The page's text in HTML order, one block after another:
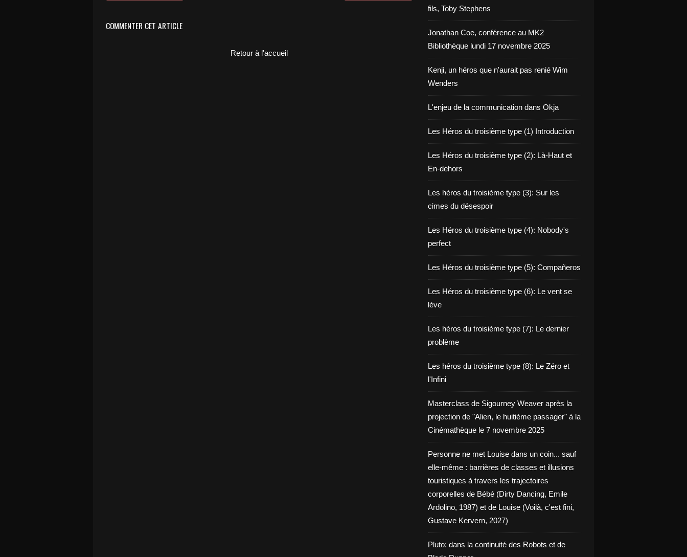
COMMENTER CET ARTICLE
Retour à l'accueil
fils, Toby Stephens
Jonathan Coe, conférence au MK2
Bibliothèque lundi 17 novembre 2025
Kenji, un héros que n'aurait pas renié Wim
Wenders
L'enjeu de la communication dans Okja
Les Héros du troisième type (1) Introduction
Les Héros du troisième type (2): Là-Haut et
En-dehors
Les héros du troisième type (3): Sur les
cimes du désespoir
Les Héros du troisième type (4): Nobody's
perfect
Les Héros du troisième type (5): Compañeros
Les Héros du troisième type (6): Le vent se
lève
Les héros du troisième type (7): Le dernier
problème
Les héros du troisième type (8): Le Zéro et
l'Infini
Masterclass de Sigourney Weaver après la
projection de "Alien, le huitième passager" à la
Cinémathèque le 7 novembre 2025
Personne ne met Louise dans un coin... sauf
elle-même : barrières de classes et illusions
touristiques à travers les trajectoires
corporelles de Bébé (Dirty Dancing, Emile
Ardolino, 1987) et de Louise (Voilà, c'est fini,
Gustave Kervern, 2027)
Pluto: dans la continuité des Robots et de